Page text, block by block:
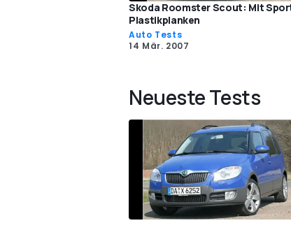
Skoda Roomster Scout: Mit
Plastikplanken
Auto Tests
14 Mär. 2007
Neueste Tests